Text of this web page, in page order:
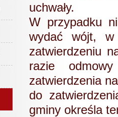
uchwały.
W przypadku
wydać wójt, w
zatwierdzeniu
razie
zatwierdzenia
do
gminy określa